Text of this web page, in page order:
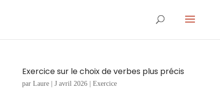
Exercice sur le choix de verbes plus précis
par Laure| J avril 2026| Exercice